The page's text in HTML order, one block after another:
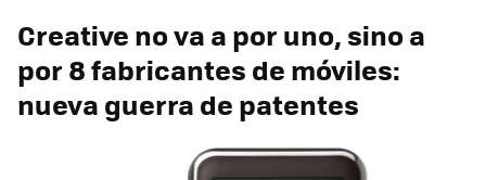
Creative no va a por uno, sino a
por 8 fabricantes de móviles:
nueva guerra de patentes